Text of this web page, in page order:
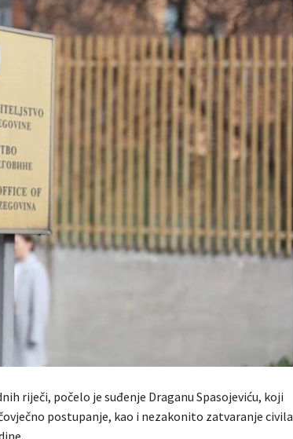
riječi, počelo je suđenje Draganu Spasojeviću, koji
postupanje, kao i nezakonito zatvaranje civila